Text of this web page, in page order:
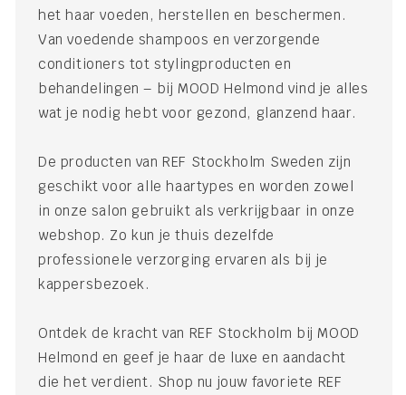
het haar voeden, herstellen en beschermen.
Van voedende shampoos en verzorgende
conditioners tot stylingproducten en
behandelingen – bij MOOD Helmond vind je alles
wat je nodig hebt voor gezond, glanzend haar.
De producten van REF Stockholm Sweden zijn
geschikt voor alle haartypes en worden zowel
in onze salon gebruikt als verkrijgbaar in onze
webshop. Zo kun je thuis dezelfde
professionele verzorging ervaren als bij je
kappersbezoek.
Ontdek de kracht van REF Stockholm bij MOOD
Helmond en geef je haar de luxe en aandacht
die het verdient. Shop nu jouw favoriete REF